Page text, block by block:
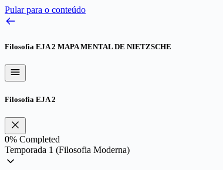
Pular para o conteúdo
Filosofia EJA 2 MAPA MENTAL DE NIETZSCHE
Filosofia EJA 2
0% Completed
Temporada 1 (Filosofia Moderna)